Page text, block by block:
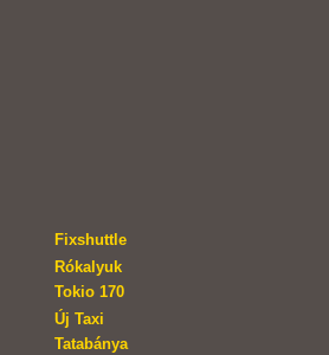
Fixshuttle
Rókalyuk
Tokio 170
Új Taxi
Tatabánya